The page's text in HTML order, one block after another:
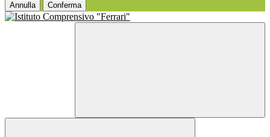
Annulla Conferma